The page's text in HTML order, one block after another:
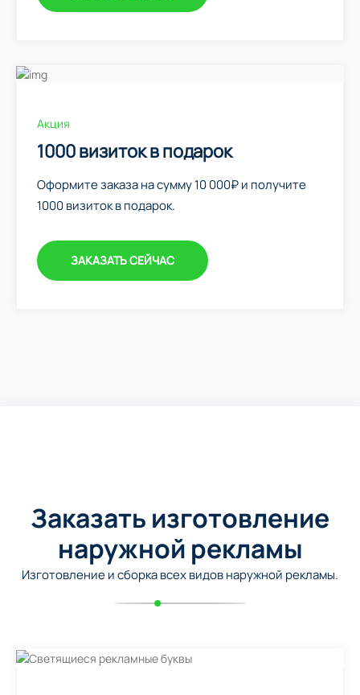
Акция
1000 визиток в подарок
Оформите заказа на сумму 10 000₽ и получите
1000 визиток в подарок.
ЗАКАЗАТЬ СЕЙЧАС
Заказать изготовление
наружной рекламы
Изготовление и сборка всех видов наружной рекламы.